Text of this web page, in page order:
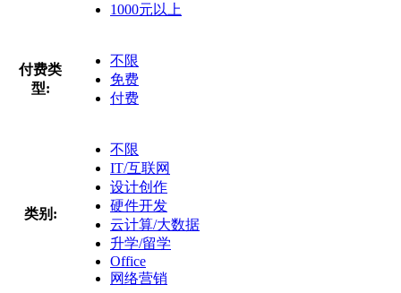
1000元以上
付费类
型:
不限
免费
付费
类别:
不限
IT/互联网
设计创作
硬件开发
云计算/大数据
升学/留学
Office
网络营销